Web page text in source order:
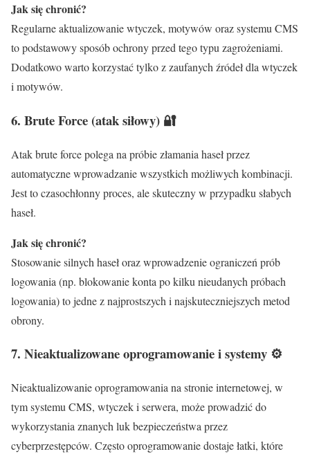
Jak się chronić?
Regularne aktualizowanie wtyczek, motywów oraz systemu CMS
to podstawowy sposób ochrony przed tego typu zagrożeniami.
Dodatkowo warto korzystać tylko z zaufanych źródeł dla wtyczek
i motywów.
6. Brute Force (atak siłowy) 🔐
Atak brute force polega na próbie złamania haseł przez
automatyczne wprowadzanie wszystkich możliwych kombinacji.
Jest to czasochłonny proces, ale skuteczny w przypadku słabych
haseł.
Jak się chronić?
Stosowanie silnych haseł oraz wprowadzenie ograniczeń prób
logowania (np. blokowanie konta po kilku nieudanych próbach
logowania) to jedne z najprostszych i najskuteczniejszych metod
obrony.
7. Nieaktualizowane oprogramowanie i systemy ⚙️
Nieaktualizowanie oprogramowania na stronie internetowej, w
tym systemu CMS, wtyczek i serwera, może prowadzić do
wykorzystania znanych luk bezpieczeństwa przez
cyberprzestępców. Często oprogramowanie dostaje łatki, które